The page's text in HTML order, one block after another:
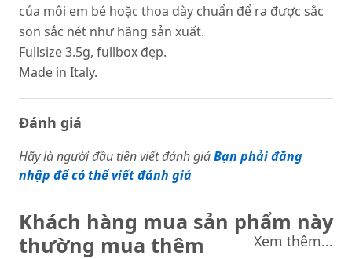
của môi em bé hoặc thoa dày chuẩn để ra được sắc
son sắc nét như hãng sản xuất.
Fullsize 3.5g, fullbox đẹp.
Made in Italy.
Đánh giá
Hãy là người đầu tiên viết đánh giáBạn phải đăng
nhập để có thể viết đánh giá
Khách hàng mua sản phẩm này
thường mua thêm
Xem thêm...